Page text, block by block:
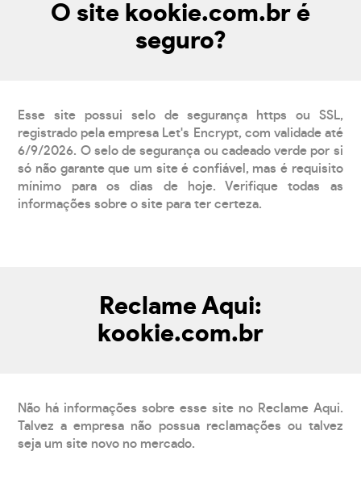
O site kookie.com.br é
seguro?
Esse site possui selo de segurança https ou SSL,
registrado pela empresa Let's Encrypt, com validade até
6/9/2026. O selo de segurança ou cadeado verde por si
só não garante que um site é confiável, mas é requisito
mínimo para os dias de hoje. Verifique todas as
informações sobre o site para ter certeza.
Reclame Aqui:
kookie.com.br
Não há informações sobre esse site no Reclame Aqui.
Talvez a empresa não possua reclamações ou talvez
seja um site novo no mercado.